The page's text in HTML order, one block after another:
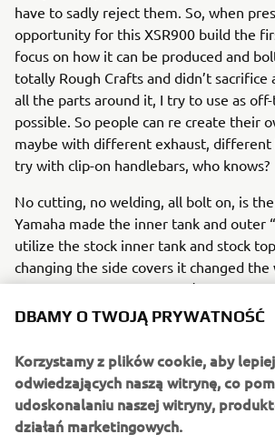
have to sadly reject them. So, when
opportunity for this XSR900 build the
focus on how it can be produced and
totally Rough Crafts and didn’t sacrifice
all the parts around it, I try to use as
possible. So people can re create their
maybe with different exhaust, different
try with clip-on handlebars, who knows?
No cutting, no welding, all bolt on, is
Yamaha made the inner tank and outer
utilize the stock inner tank and stock
changing the side covers it changed
tracker inspired tail section/seat is all
only, combined with our license plate
and again, you can use stock double
carry a passenger, the line still works
On to the performance side, I found that
cartridge kit for XSR900/MT09, and
DBAMY O TWOJĄ PRYWATNOŚĆ
Korzystamy z plików cookie, aby
odwiedzających naszą witrynę, co
udoskonalaniu naszej witryny,
działań marketingowych.